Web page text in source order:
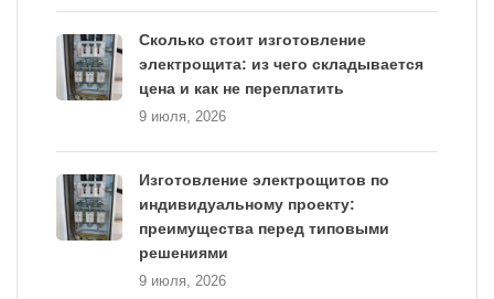
Сколько стоит изготовление
электрощита: из чего складывается
цена и как не переплатить
9 июля, 2026
Изготовление электрощитов по
индивидуальному проекту:
преимущества перед типовыми
решениями
9 июля, 2026